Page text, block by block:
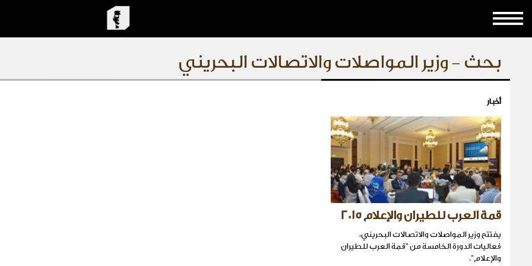
بحث - وزير المواصلات والاتصالات البحريني
أخبار
قمة العرب للطيران والإعلام 2015
يفتتح وزير المواصلات والاتصالات البحريني،
فعاليات الدورة الخامسة من "قمة العرب للطيران
والإعلام".